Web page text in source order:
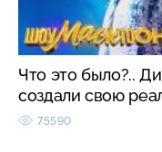
Что это было?..
создали свою
75590